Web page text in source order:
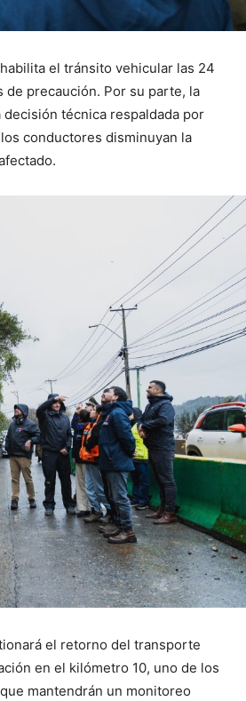
el tránsito vehicular las 24
precaución. Por su parte, la
técnica respaldada por
conductores disminuyan la
el retorno del transporte
en el kilómetro 10, uno de los
mantendrán un monitoreo